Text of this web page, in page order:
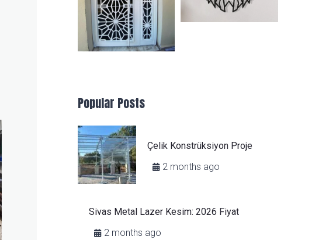
Popular Posts
Çelik Konstrüksiyon Proje
2 months ago
Sivas Metal Lazer Kesim: 2026 Fiyat
2 months ago